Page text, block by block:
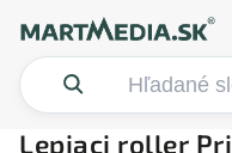
Lepiaci roller